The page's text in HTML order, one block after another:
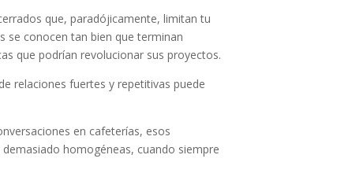
que, paradójicamente, limitan tu
se conocen tan bien que terminan
que podrían revolucionar sus proyectos.
relaciones fuertes y repetitivas puede
en cafeterías, esos
demasiado homogéneas, cuando siempre